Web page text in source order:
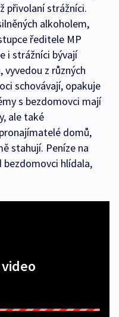
přivolaní strážníci.
alkoholem,
ředitele MP
i strážníci bývají
z různých
schovávají, opakuje
s bezdomovci mají
ale také
domů,
stahují. Peníze na
hlídala,